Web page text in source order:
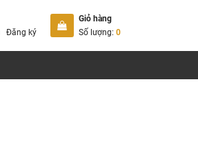
Đăng ký
Giỏ hàng
Số lượng: 0